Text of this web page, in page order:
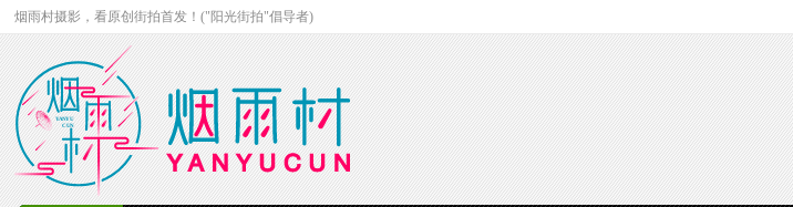
烟雨村摄影，看原创街拍首发！("阳光街拍"倡导者)